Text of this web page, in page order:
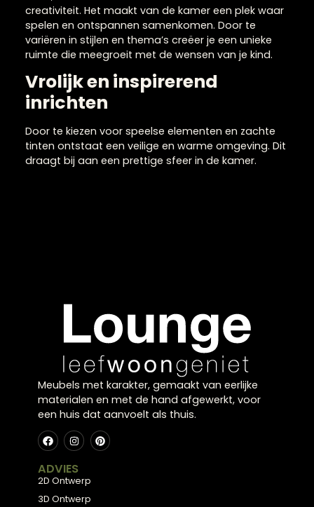
Kinderkamer
wanddecoratie voor een
speelse sfeer
Kinderkamer wanddecoratie maakt de ruimte
zachte kleuren en speelse vormen ontstaat een
fijne omgeving waarin kinderen zich prettig voelen.
Kinderkamer wanddecoratie zorgt niet alleen voor
inrichten
Door te kiezen voor speelse elementen en zachte
tinten ontstaat een veilige en warme omgeving.
draagt bij aan een prettige sfeer in de kamer.